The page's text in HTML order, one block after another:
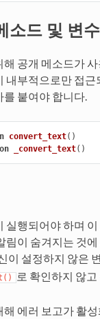
소드 및 변수
해 공개 메소드가
내부적으로만 접근
를 붙여야 합니다.
convert_text()
_convert_text()
실행되어야 하며
림이 숨겨지는 것
이 설정하지 않은
로 확인하지 않
해 에러 보고가 활